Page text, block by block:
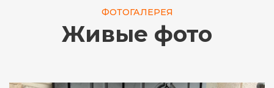
ФОТОГАЛЕРЕЯ
Живые фото